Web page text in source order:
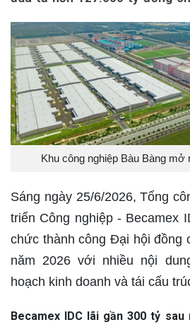
Khu công nghiệp Bàu Bàng mở
Sáng ngày 25/6/2026, Tổng
triển Công nghiệp - Becamex
chức thành công Đại hội đồng
năm 2026 với nhiều nội
hoạch kinh doanh và tái cấu
Becamex IDC lãi gần 300 tỷ